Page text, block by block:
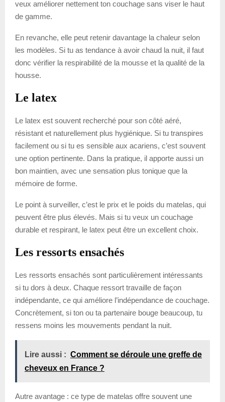
veux améliorer nettement ton couchage sans viser le haut
de gamme.
En revanche, elle peut retenir davantage la chaleur selon
les modèles. Si tu as tendance à avoir chaud la nuit, il faut
donc vérifier la respirabilité de la mousse et la qualité de la
housse.
Le latex
Le latex est souvent recherché pour son côté aéré,
résistant et naturellement plus hygiénique. Si tu transpires
facilement ou si tu es sensible aux acariens, c’est souvent
une option pertinente. Dans la pratique, il apporte aussi un
bon maintien, avec une sensation plus tonique que la
mémoire de forme.
Le point à surveiller, c’est le prix et le poids du matelas, qui
peuvent être plus élevés. Mais si tu veux un couchage
durable et respirant, le latex peut être un excellent choix.
Les ressorts ensachés
Les ressorts ensachés sont particulièrement intéressants
si tu dors à deux. Chaque ressort travaille de façon
indépendante, ce qui améliore l’indépendance de couchage.
Concrètement, si ton ou ta partenaire bouge beaucoup, tu
ressens moins les mouvements pendant la nuit.
Lire aussi : Comment se déroule une greffe de
cheveux en France ?
Autre avantage : ce type de matelas offre souvent une